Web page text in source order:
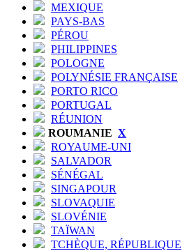
MEXIQUE
PAYS-BAS
PÉROU
PHILIPPINES
POLOGNE
POLYNÉSIE FRANÇAISE
PORTO RICO
PORTUGAL
RÉUNION
ROUMANIE X
ROYAUME-UNI
SALVADOR
SÉNÉGAL
SINGAPOUR
SLOVAQUIE
SLOVÉNIE
TAÏWAN
TCHÈQUE, RÉPUBLIQUE